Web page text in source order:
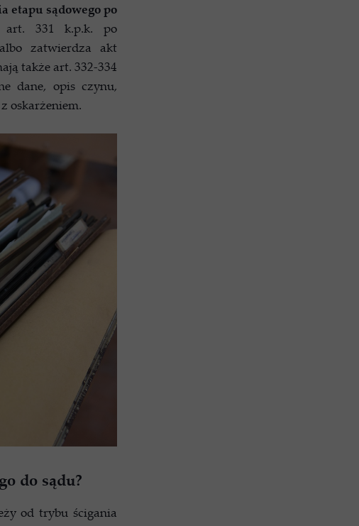
etapu sądowego po
331 k.p.k. po
zatwierdza akt
także art. 332-334
dane, opis czynu,
oskarżeniem.
do sądu?
od trybu ścigania